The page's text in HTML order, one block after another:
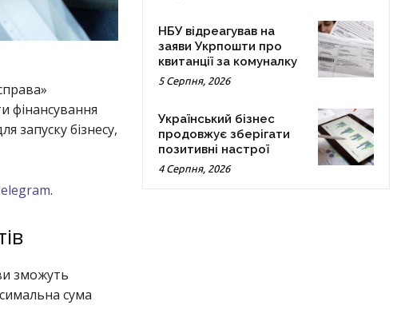
фінансування
запуску бізнесу,
.
зможуть
сума
НБУ відреагував на
заяви Укрпошти про
квитанції за комуналку
5 Серпня, 2026
Український бізнес
продовжує зберігати
позитивні настрої
4 Серпня, 2026